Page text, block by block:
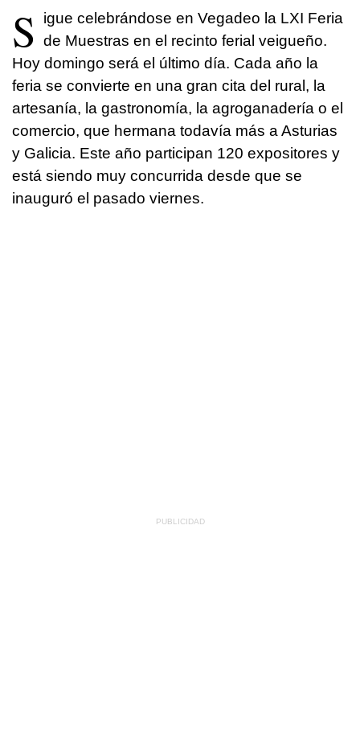
S
igue celebrándose en Vegadeo la LXI Feria
de Muestras en el recinto ferial veigueño.
Hoy domingo será el último día. Cada año la
feria se convierte en una gran cita del rural, la
artesanía, la gastronomía, la agroganadería o el
comercio, que hermana todavía más a Asturias
y Galicia. Este año participan 120 expositores y
está siendo muy concurrida desde que se
inauguró el pasado viernes.